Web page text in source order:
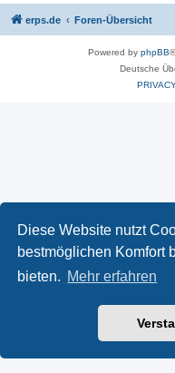
Diese Website nutzt
bestmöglichen Komfort
bieten. Mehr erfahren
erps.de Foren-Übersicht
Powered by phpBB
Deutsche